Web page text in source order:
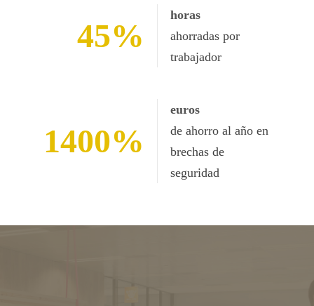
45
horas
ahorradas por
trabajador
1400
euros
de ahorro al año en
brechas de
seguridad